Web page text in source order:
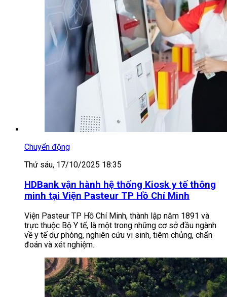
Chuyển động
Thứ sáu, 17/10/2025 18:35
HDBank vận hành hệ thống Kiosk y tế thông
minh tại Viện Pasteur TP Hồ Chí Minh
Viện Pasteur TP Hồ Chí Minh, thành lập năm 1891 và
trực thuộc Bộ Y tế, là một trong những cơ sở đầu ngành
về y tế dự phòng, nghiên cứu vi sinh, tiêm chủng, chẩn
đoán và xét nghiệm.